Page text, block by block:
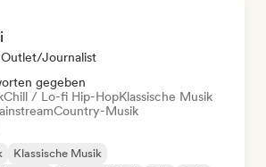
Journalist
gegeben
Chill / Lo-fi Hip-HopKlassische Musik
Country-Musik
Klassische Musik